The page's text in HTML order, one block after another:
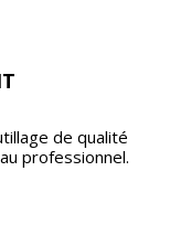
de qualité
professionnel.